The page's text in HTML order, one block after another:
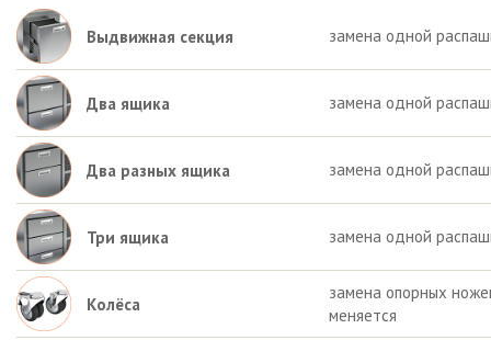
Выдвижная секция замена одной
Два ящика замена одной
Два разных ящика замена одной
Три ящика замена одной
Колёса
замена опорных
меняется